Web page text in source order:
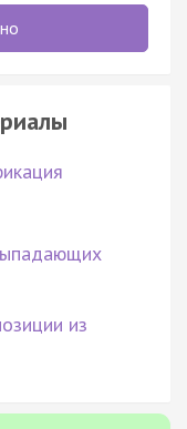
из